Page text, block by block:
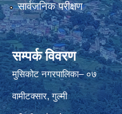
सार्वजनिक परीक्षण
सम्पर्क विवरण
मुसिकोट नगरपालिका– ०७
वामीटक्सार, गुल्मी